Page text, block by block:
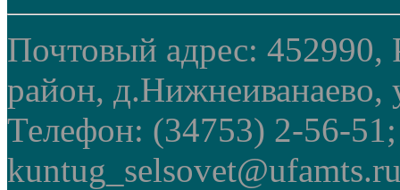
Почтовый адрес: 452990,
район, д.Нижнеиванаево,
Телефон: (34753) 2-56-